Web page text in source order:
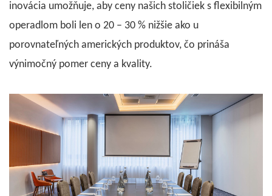
inovácia umožňuje, aby ceny našich stoličiek s flexibilným
operadlom boli len o 20 – 30 % nižšie ako u
porovnateľných amerických produktov, čo prináša
výnimočný pomer ceny a kvality.